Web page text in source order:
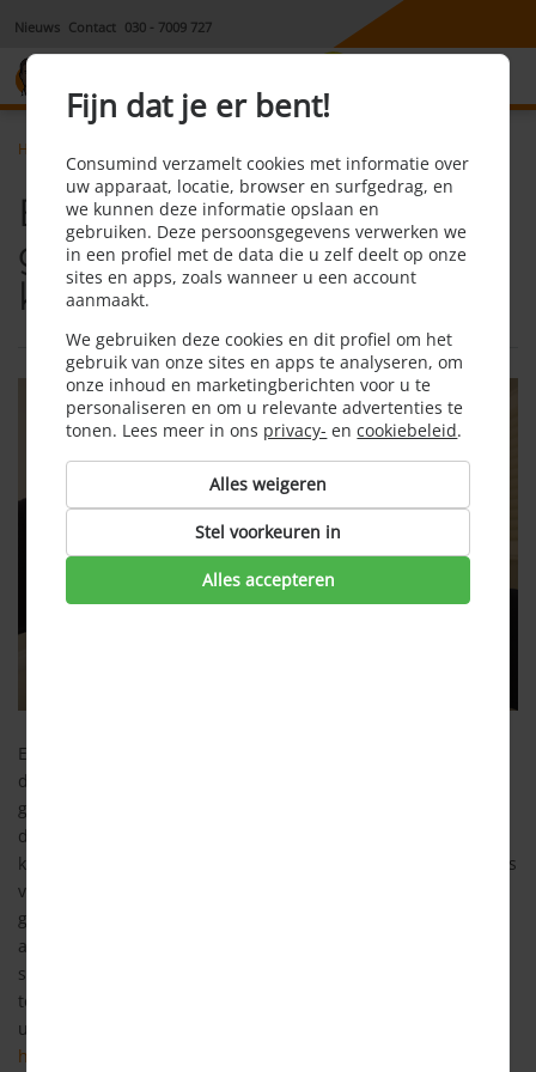
Nieuws Contact 030 - 7009 727
Home
Echtscheiding en een
gezamenlijke
koopwoning
Een scheiding is voor alle betrokkenen een nare periode en
de meeste mensen willen dit daarom graag zo snel en zo
goed mogelijk afwikkelen. Eén van de ingewikkelde kwesties
die nu geregeld moet worden, betreft de gezamenlijke
koopwoning. Er zijn meerdere mogelijkheden: je kunt het huis
verkopen, maar je kunt ook je ex-partner uitkopen. Om een
goede keuze te maken, kan het prettig en verstandig zijn om
advies in te winnen bij een hypotheekadviseur. Deze bekijkt
samen met jou de huidige situatie en jouw wensen voor de
toekomst. Aan de hand daarvan wordt er een advies
uitgebracht. Vraag hier een
hypotheekgesprek
Fijn dat je er bent!
Consumind verzamelt cookies met informatie over
uw apparaat, locatie, browser en surfgedrag, en
we kunnen deze informatie opslaan en
gebruiken. Deze persoonsgegevens verwerken we
in een profiel met de data die u zelf deelt op onze
sites en apps, zoals wanneer u een account
aanmaakt.
We gebruiken deze cookies en dit profiel om het
gebruik van onze sites en apps te analyseren, om
onze inhoud en marketingberichten voor u te
personaliseren en om u relevante advertenties te
tonen. Lees meer in ons privacy- encookiebeleid.
Alles weigeren
Stel voorkeuren in
Alles accepteren